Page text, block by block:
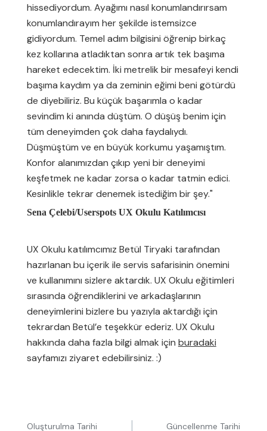
hissediyordum. Ayağımı nasıl konumlandırırsam
konumlandırayım her şekilde istemsizce
gidiyordum. Temel adım bilgisini öğrenip birkaç
kez kollarına atladıktan sonra artık tek başıma
hareket edecektim. İki metrelik bir mesafeyi kendi
başıma kaydım ya da zeminin eğimi beni götürdü
de diyebiliriz. Bu küçük başarımla o kadar
sevindim ki anında düştüm. O düşüş benim için
tüm deneyimden çok daha faydalıydı.
Düşmüştüm ve en büyük korkumu yaşamıştım.
Konfor alanımızdan çıkıp yeni bir deneyimi
keşfetmek ne kadar zorsa o kadar tatmin edici.
Kesinlikle tekrar denemek istediğim bir şey."
Sena Çelebi/Userspots UX Okulu Katılımcısı
UX Okulu katılımcımız Betül Tiryaki tarafından
hazırlanan bu içerik ile servis safarisinin önemini
ve kullanımını sizlere aktardık. UX Okulu eğitimleri
sırasında öğrendiklerini ve arkadaşlarının
deneyimlerini bizlere bu yazıyla aktardığı için
tekrardan Betül’e teşekkür ederiz. UX Okulu
hakkında daha fazla bilgi almak için buradaki
sayfamızı ziyaret edebilirsiniz. :)
Oluşturulma Tarihi Güncellenme Tarihi